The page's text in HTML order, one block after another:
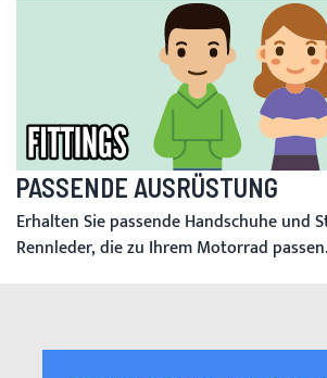
PASSENDE AUSRÜSTUNG
Erhalten Sie passende Handschuhe und
Rennleder, die zu Ihrem Motorrad passen.